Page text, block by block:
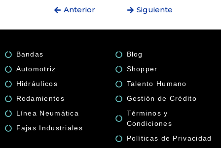
Anterior Siguiente
Bandas
Automotriz
Hidráulicos
Rodamientos
Línea Neumática
Fajas Industriales
Blog
Shopper
Talento Humano
Gestión de Crédito
Términos y
Condiciones
Políticas de Privacidad